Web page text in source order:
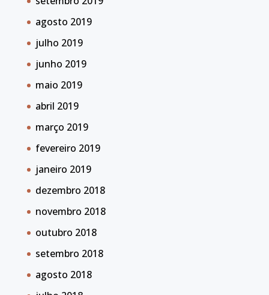
agosto 2019
julho 2019
junho 2019
maio 2019
abril 2019
março 2019
fevereiro 2019
janeiro 2019
dezembro 2018
novembro 2018
outubro 2018
setembro 2018
agosto 2018